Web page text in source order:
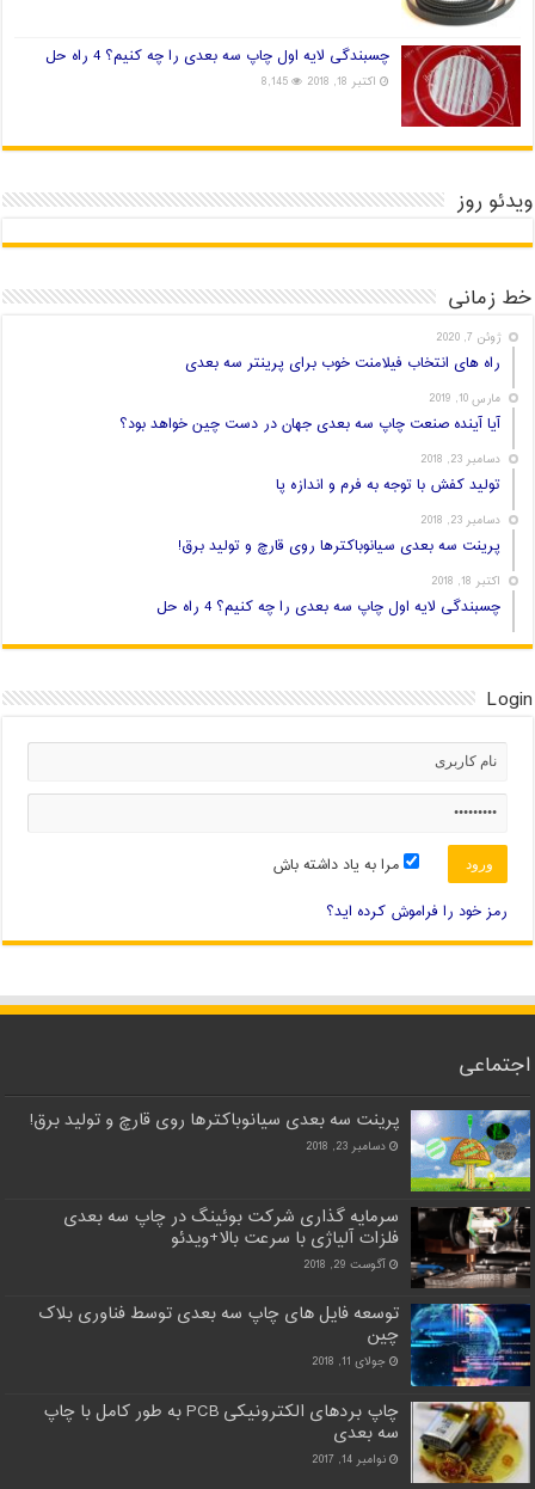
چسبندگی لایه اول چاپ سه بعدی را چه کنیم؟ 4 راه حل
اکتبر 18, 2018 8,145
ویدئو روز
خط زمانی
ژوئن 7, 2020
راه های انتخاب فیلامنت خوب برای پرینتر سه بعدی
مارس 10, 2019
آیا آینده صنعت چاپ سه بعدی جهان در دست چین خواهد بود؟
دسامبر 23, 2018
تولید کفش با توجه به فرم و اندازه پا
دسامبر 23, 2018
پرینت سه بعدی سیانوباکترها روی قارچ و تولید برق!
اکتبر 18, 2018
چسبندگی لایه اول چاپ سه بعدی را چه کنیم؟ 4 راه حل
Login
مرا به یاد داشته باش
رمز خود را فراموش کرده اید؟
اجتماعی
پرینت سه بعدی سیانوباکترها روی قارچ و تولید برق!
دسامبر 23, 2018
سرمایه گذاری شرکت بوئینگ در چاپ سه بعدی
فلزات آلیاژی با سرعت بالا+ویدئو
آگوست 29, 2018
توسعه فایل های چاپ سه بعدی توسط فناوری بلاک
چین
جولای 11, 2018
چاپ بردهای الکترونیکی PCB به طور کامل با چاپ
سه بعدی
نوامبر 14, 2017